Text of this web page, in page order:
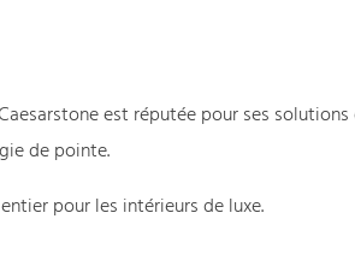
est réputée pour ses
de pointe.
pour les intérieurs de luxe.